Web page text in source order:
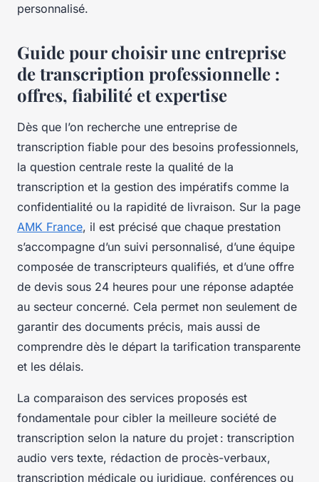
personnalisé.
Guide pour choisir une entreprise
de transcription professionnelle :
offres, fiabilité et expertise
Dès que l’on recherche une entreprise de
transcription fiable pour des besoins professionnels,
la question centrale reste la qualité de la
transcription et la gestion des impératifs comme la
confidentialité ou la rapidité de livraison. Sur la page
AMK France, il est précisé que chaque prestation
s’accompagne d’un suivi personnalisé, d’une équipe
composée de transcripteurs qualifiés, et d’une offre
de devis sous 24 heures pour une réponse adaptée
au secteur concerné. Cela permet non seulement de
garantir des documents précis, mais aussi de
comprendre dès le départ la tarification transparente
et les délais.
La comparaison des services proposés est
fondamentale pour cibler la meilleure société de
transcription selon la nature du projet : transcription
audio vers texte, rédaction de procès-verbaux,
transcription médicale ou juridique, conférences ou